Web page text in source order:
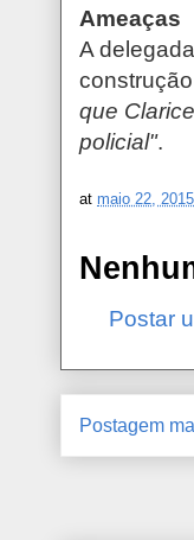
Ameaças
A
que
policial".
at maio 22, 2015
Postar
Postagem